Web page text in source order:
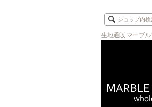
ショップ内検
生地通販 マーブ